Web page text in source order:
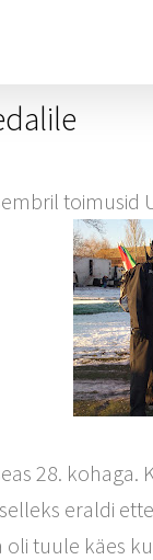
toimusid
28.
eraldi
tuule käes